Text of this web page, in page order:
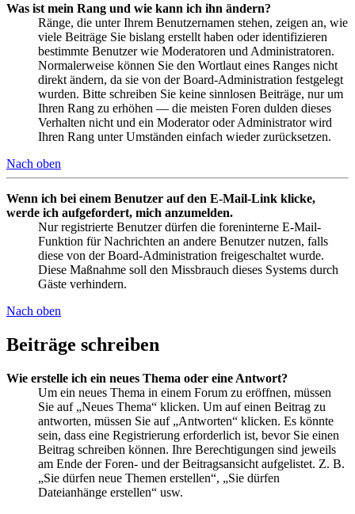
Was ist mein Rang und wie kann ich ihn ändern?
Ränge, die unter Ihrem Benutzernamen stehen, zeigen an, wie
viele Beiträge Sie bislang erstellt haben oder identifizieren
bestimmte Benutzer wie Moderatoren und Administratoren.
Normalerweise können Sie den Wortlaut eines Ranges nicht
direkt ändern, da sie von der Board-Administration festgelegt
wurden. Bitte schreiben Sie keine sinnlosen Beiträge, nur um
Ihren Rang zu erhöhen — die meisten Foren dulden dieses
Verhalten nicht und ein Moderator oder Administrator wird
Ihren Rang unter Umständen einfach wieder zurücksetzen.
Nach oben
Wenn ich bei einem Benutzer auf den E-Mail-Link klicke,
werde ich aufgefordert, mich anzumelden.
Nur registrierte Benutzer dürfen die foreninterne E-Mail-
Funktion für Nachrichten an andere Benutzer nutzen, falls
diese von der Board-Administration freigeschaltet wurde.
Diese Maßnahme soll den Missbrauch dieses Systems durch
Gäste verhindern.
Nach oben
Beiträge schreiben
Wie erstelle ich ein neues Thema oder eine Antwort?
Um ein neues Thema in einem Forum zu eröffnen, müssen
Sie auf „Neues Thema“ klicken. Um auf einen Beitrag zu
antworten, müssen Sie auf „Antworten“ klicken. Es könnte
sein, dass eine Registrierung erforderlich ist, bevor Sie einen
Beitrag schreiben können. Ihre Berechtigungen sind jeweils
am Ende der Foren- und der Beitragsansicht aufgelistet. Z. B.
„Sie dürfen neue Themen erstellen“, „Sie dürfen
Dateianhänge erstellen“ usw.